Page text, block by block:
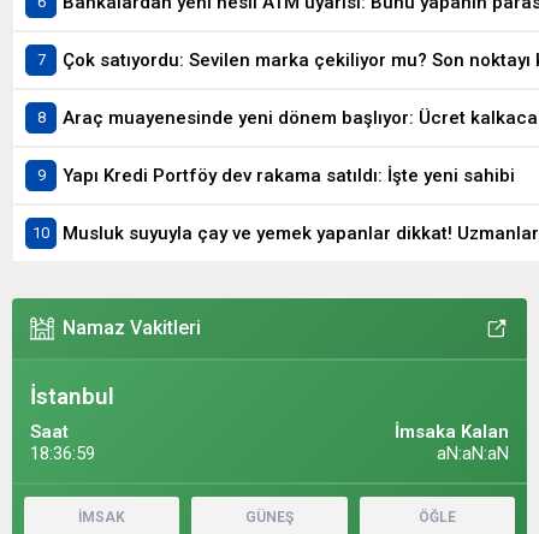
Çok satıyordu: Sevilen marka çekiliyor mu? Son noktayı
Araç muayenesinde yeni dönem başlıyor: Ücret
Yapı Kredi Portföy dev rakama satıldı: İşte yeni sahibi
Musluk suyuyla çay ve yemek yapanlar dikkat!
Namaz Vakitleri
İstanbul
Saat
18:37:00
İmsaka Kalan
aN:aN:aN
İMSAK GÜNEŞ ÖĞLE